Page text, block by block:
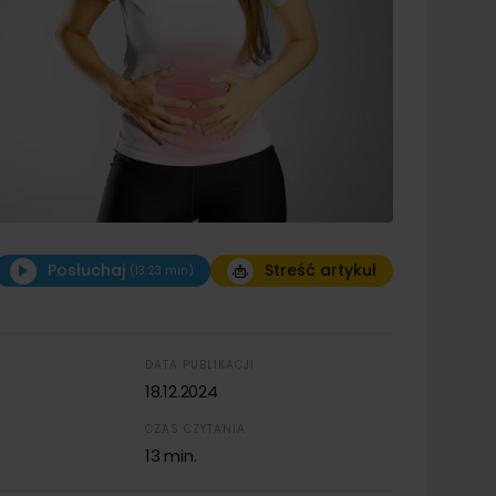
Posłuchaj (13:23 min) Streść artykuł
DATA PUBLIKACJI
18.12.2024
CZAS CZYTANIA
13 min.